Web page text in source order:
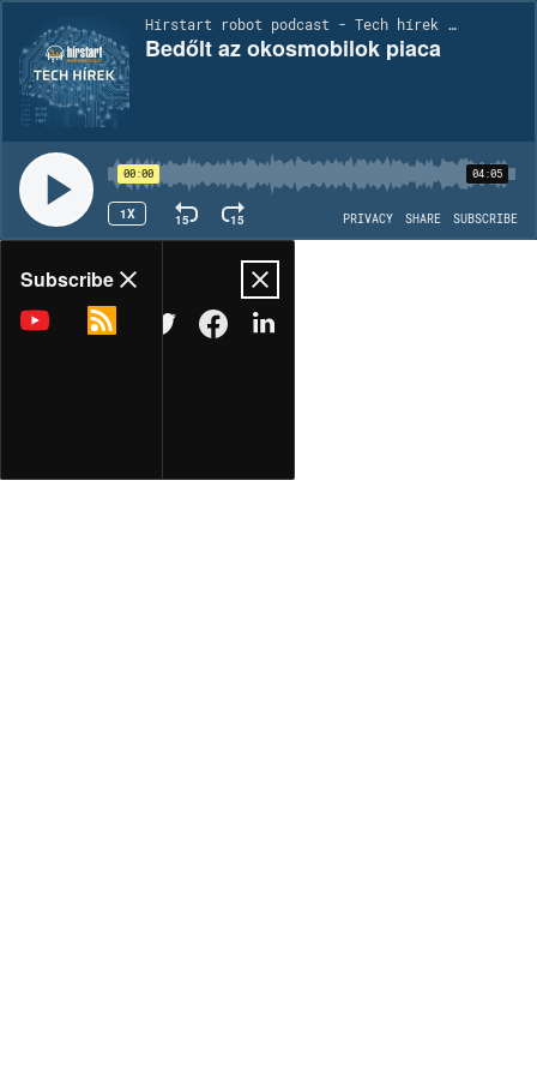
Hírstart robot podcast - Tech hírek | EP45
Bedőlt az okosmobilok piaca
00:00 04:05
1X 15 15 PRIVACY SHARE SUBSCRIBE
Share
COPY LINK
Subscribe